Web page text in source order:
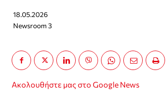
18.05.2026
Newsroom 3
Ακολουθήστε μας στο Google News